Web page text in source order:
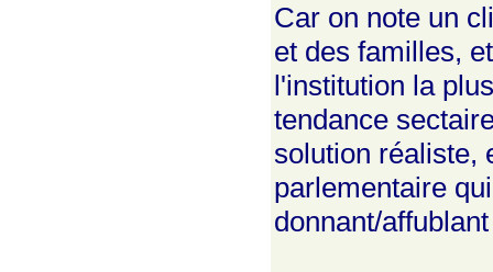
Car on note un
et des familles,
l'institution la
tendance
solution réaliste,
parlementaire
donnant/